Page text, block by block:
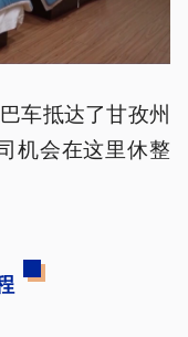
车抵达了甘孜州
机会在这里休整